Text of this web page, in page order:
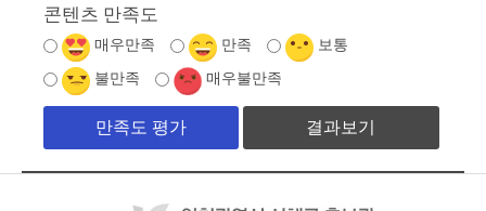
콘텐츠 만족도
매우만족 만족 보통
불만족 매우불만족
결과보기